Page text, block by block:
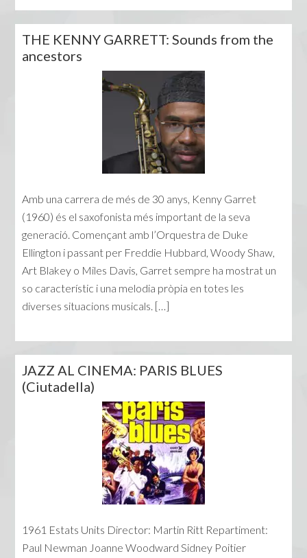
THE KENNY GARRETT: Sounds from the
ancestors
Amb una carrera de més de 30 anys, Kenny Garret
(1960) és el saxofonista més important de la seva
generació. Començant amb l’Orquestra de Duke
Ellington i passant per Freddie Hubbard, Woody Shaw,
Art Blakey o Miles Davis, Garret sempre ha mostrat un
so característic i una melodia pròpia en totes les
diverses situacions musicals. […]
JAZZ AL CINEMA: PARIS BLUES
(Ciutadella)
1961 Estats Units Director: Martin Ritt Repartiment:
Paul Newman Joanne Woodward Sidney Poitier